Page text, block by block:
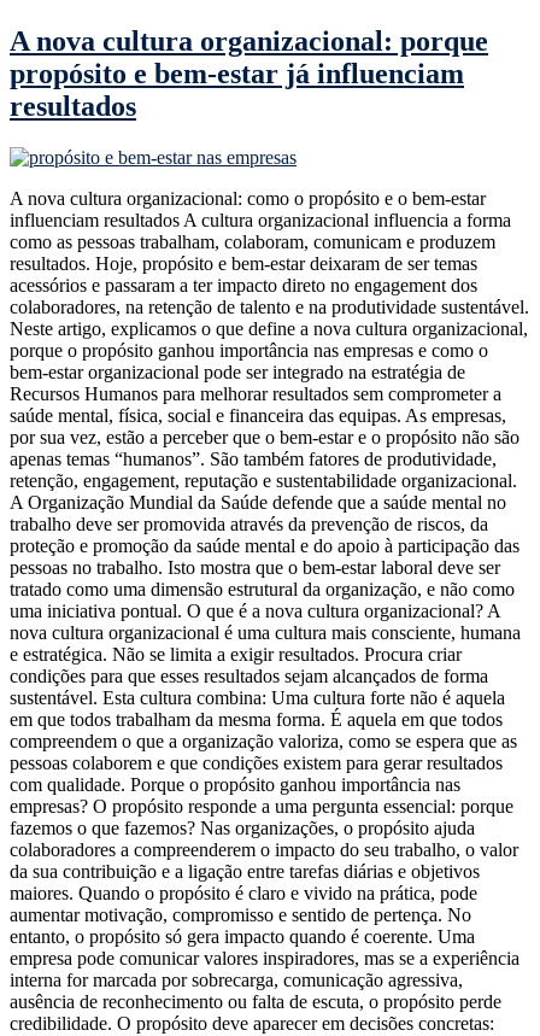
A nova cultura organizacional: porque
propósito e bem-estar já influenciam
resultados
A nova cultura organizacional: como o propósito e o bem-estar
influenciam resultados A cultura organizacional influencia a forma
como as pessoas trabalham, colaboram, comunicam e produzem
resultados. Hoje, propósito e bem-estar deixaram de ser temas
acessórios e passaram a ter impacto direto no engagement dos
colaboradores, na retenção de talento e na produtividade sustentável.
Neste artigo, explicamos o que define a nova cultura organizacional,
porque o propósito ganhou importância nas empresas e como o
bem-estar organizacional pode ser integrado na estratégia de
Recursos Humanos para melhorar resultados sem comprometer a
saúde mental, física, social e financeira das equipas. As empresas,
por sua vez, estão a perceber que o bem-estar e o propósito não são
apenas temas “humanos”. São também fatores de produtividade,
retenção, engagement, reputação e sustentabilidade organizacional.
A Organização Mundial da Saúde defende que a saúde mental no
trabalho deve ser promovida através da prevenção de riscos, da
proteção e promoção da saúde mental e do apoio à participação das
pessoas no trabalho. Isto mostra que o bem-estar laboral deve ser
tratado como uma dimensão estrutural da organização, e não como
uma iniciativa pontual. O que é a nova cultura organizacional? A
nova cultura organizacional é uma cultura mais consciente, humana
e estratégica. Não se limita a exigir resultados. Procura criar
condições para que esses resultados sejam alcançados de forma
sustentável. Esta cultura combina: Uma cultura forte não é aquela
em que todos trabalham da mesma forma. É aquela em que todos
compreendem o que a organização valoriza, como se espera que as
pessoas colaborem e que condições existem para gerar resultados
com qualidade. Porque o propósito ganhou importância nas
empresas? O propósito responde a uma pergunta essencial: porque
fazemos o que fazemos? Nas organizações, o propósito ajuda
colaboradores a compreenderem o impacto do seu trabalho, o valor
da sua contribuição e a ligação entre tarefas diárias e objetivos
maiores. Quando o propósito é claro e vivido na prática, pode
aumentar motivação, compromisso e sentido de pertença. No
entanto, o propósito só gera impacto quando é coerente. Uma
empresa pode comunicar valores inspiradores, mas se a experiência
interna for marcada por sobrecarga, comunicação agressiva,
ausência de reconhecimento ou falta de escuta, o propósito perde
credibilidade. O propósito deve aparecer em decisões concretas: